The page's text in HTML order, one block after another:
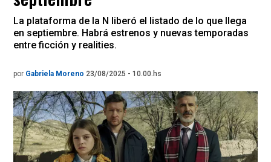
La plataforma de la N liberó el listado de lo que llega
en septiembre. Habrá estrenos y nuevas temporadas
entre ficción y realities.
por Gabriela Moreno 23/08/2025 - 10.00.hs